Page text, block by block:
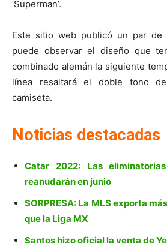
‘Superman’.
Este sitio web publicó un par
puede observar el diseño que
combinado alemán la siguiente
línea resaltará el doble tono
camiseta.
Noticias destacadas
Catar 2022: Las
reanudarán en junio
SORPRESA: La MLS exporta
que la Liga MX
Santos hizo oficial la venta de